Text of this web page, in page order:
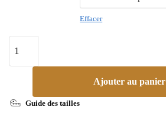
Effacer
Ajouter au panier
Guide des tailles